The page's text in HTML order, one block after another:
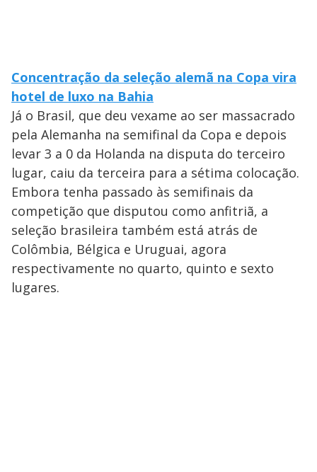
Concentração da seleção alemã na Copa vira
hotel de luxo na Bahia
Já o Brasil, que deu vexame ao ser massacrado
pela Alemanha na semifinal da Copa e depois
levar 3 a 0 da Holanda na disputa do terceiro
lugar, caiu da terceira para a sétima colocação.
Embora tenha passado às semifinais da
competição que disputou como anfitriã, a
seleção brasileira também está atrás de
Colômbia, Bélgica e Uruguai, agora
respectivamente no quarto, quinto e sexto
lugares.